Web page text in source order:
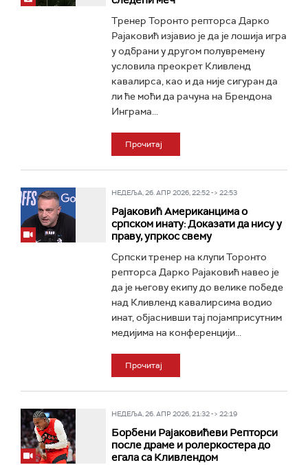
Тренер Торонто репторса Дарко
Рајаковић изјавио је да је лошија игра
у одбрани у другом полувремену
условила преокрет Кливленд
кавалирса, као и да није сигуран да
ли ће моћи да рачуна на Брендона
Инграма...
Прочитај
НЕДЕЉА, 26. АПР 2026, 22:52 -> 22:53
Рајаковић Американцима о
српском инату: Доказати да нису у
праву, упркос свему
Српски тренер на клупи Торонто
репторса Дарко Рајаковић навео је
да је његову екипу до велике победе
над Кливленд кавалирсима водио
инат, објаснивши тај појамприсутним
медијима на конференцији...
Прочитај
НЕДЕЉА, 26. АПР 2026, 21:32 -> 22:19
Борбени Рајаковићеви Репторси
после драме и ролеркостера до
егала са Кливлендом